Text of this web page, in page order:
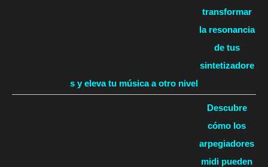
transformar
la resonancia
de tus
sintetizadore
s y eleva tu música a otro nivel
Descubre
cómo los
arpegiadores
midi pueden